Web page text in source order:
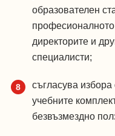
образователен
професионалното
директорите и
специалисти;
съгласува избора
учебните
безвъзмездно